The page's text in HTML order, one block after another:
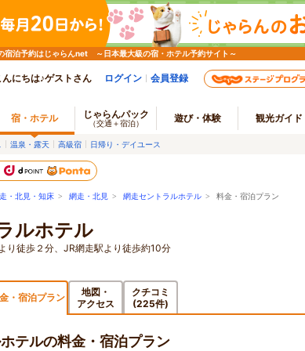
宿泊予約はじゃらんnet ～日本最大級の宿・ホテル予約サイト～
んにちは♪ゲストさん ログイン 会員登録
宿・ホテル じゃらんパック
（交通＋宿泊） 遊び・体験 観光ガイド
温泉・露天 高級宿 日帰り・デイユース
・北見・知床 > 網走・北見 > 網走セントラルホテル > 料金・宿泊プラン
ルホテル
り徒歩２分、JR網走駅より徒歩約10分
・宿泊プラン
地図・
アクセス
クチコミ
(225件)
テルの料金・宿泊プラン